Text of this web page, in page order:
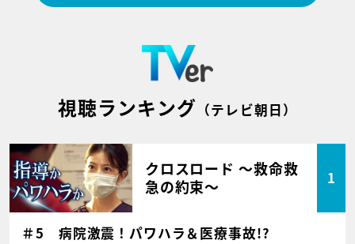
視聴ランキング （テレビ朝日）
クロスロード ～救命救
急の約束～
1
＃5 病院激震！パワハラ＆医療事故!?